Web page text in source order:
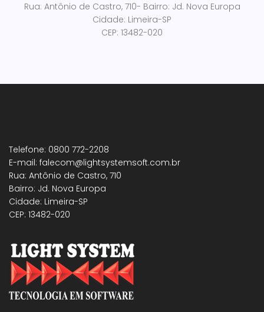
Rua: Antônio de Castro, 710- Bairro: Jd. Nova Europa
Cidade: Limeira-SP
CEP: 13482-020
Telefone: 0800 772-2208
E-mail: falecom@lightsystemsoft.com.br
Rua: Antônio de Castro, 710
Bairro: Jd. Nova Europa
Cidade: Limeira-SP
CEP: 13482-020